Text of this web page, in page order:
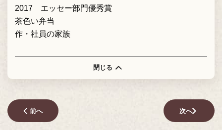
2017 エッセー部門優秀賞
茶色い弁当
作・社員の家族
閉じる
前へ 次へ